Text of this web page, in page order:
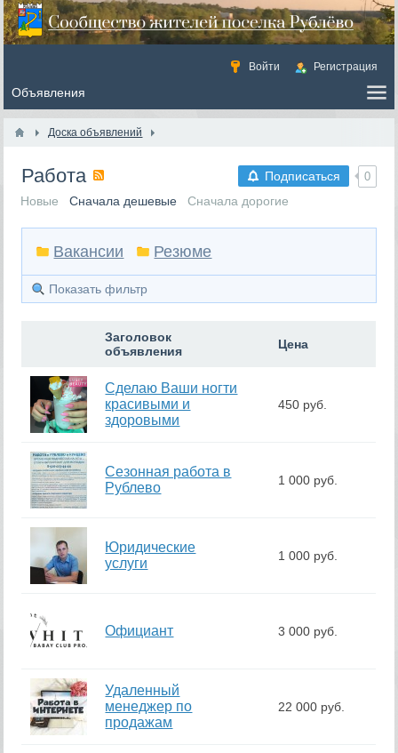
Войти Регистрация
Доска объявлений
Подписаться 0
Работа
Новые Сначала дешевые Сначала дорогие
Вакансии Резюме
Показать фильтр
Заголовок
объявления
Цена
Сделаю Ваши ногти
красивыми и
здоровыми
450 руб.
Сезонная работа в
Рублево
1 000 руб.
Юридические
услуги
1 000 руб.
Официант 3 000 руб.
Удаленный
менеджер по
продажам
22 000 руб.